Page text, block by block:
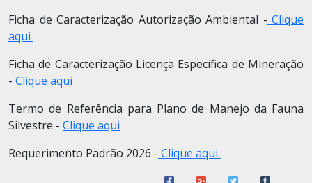
Ficha de Caracterização Autorização Ambiental - Clique
aqui
Ficha de Caracterização Licença Específica de Mineração
- Clique aqui
Termo de Referência para Plano de Manejo da Fauna
Silvestre - Clique aqui
Requerimento Padrão 2026 - Clique aqui